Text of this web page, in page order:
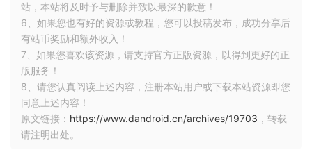
打开你的model 的build.gradle文件
android {
defaultConfig {
ndk {
//支持的CPU架构，如armeabi、x86、mips等
abiFilters “armeabi”, “x86”
站，本站将及时予与删除并致以最深的歉意！
6、如果您也有好的资源或教程，您可以投稿发布，成功分享后
有站币奖励和额外收入！
7、如果您喜欢该资源，请支持官方正版资源，以得到更好的正
版服务！
8、请您认真阅读上述内容，注册本站用户或下载本站资源即您
同意上述内容！
原文链接： https://www.dandroid.cn/archives/19703 ，转载
请注明出处。